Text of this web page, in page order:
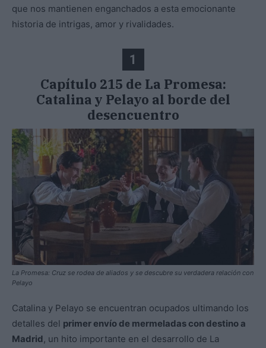
que nos mantienen enganchados a esta emocionante
historia de intrigas, amor y rivalidades.
1
Capítulo 215 de La Promesa:
Catalina y Pelayo al borde del
desencuentro
La Promesa: Cruz se rodea de aliados y se descubre su verdadera relación con
Pelayo
Catalina y Pelayo se encuentran ocupados ultimando los
detalles del primer envío de mermeladas con destino a
Madrid, un hito importante en el desarrollo de La